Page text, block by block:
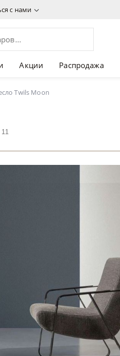
с нами
Акции Распродажа
Twils Moon
11